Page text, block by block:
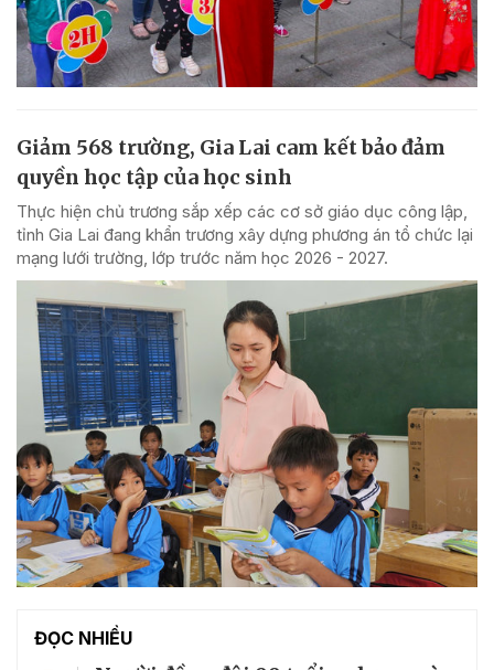
Giảm 568 trường, Gia Lai cam kết bảo đảm
quyền học tập của học sinh
Thực hiện chủ trương sắp xếp các cơ sở giáo dục công lập,
tỉnh Gia Lai đang khẩn trương xây dựng phương án tổ chức lại
mạng lưới trường, lớp trước năm học 2026 - 2027.
ĐỌC NHIỀU